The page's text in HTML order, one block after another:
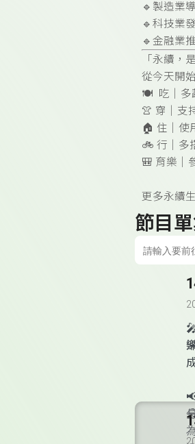
🔹製造業
🔹科技業
🔹金融業
「永續，
從今天開
🍽 吃｜多
👚 穿｜支
🏠 住｜使
🚲 行｜多
🎒 育樂｜
更多永續
節目